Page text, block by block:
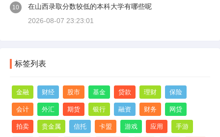
10
在山西录取分数较低的本科大学有哪些呢
2026-08-07 23:23:01
标签列表
金融 财经 股市 基金 贷款 理财 保险
会计 外汇 期货 银行 融资 财务 网贷
拍卖 贵金属 信托 卡盟 游戏 应用 手游